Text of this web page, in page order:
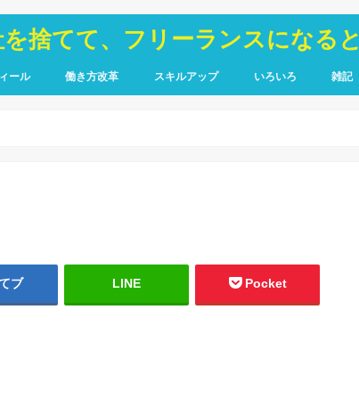
捨てて、フリーランスになる
ール 働き方改革 スキルアップ いろいろ 雑記
ブ LINE Pocket